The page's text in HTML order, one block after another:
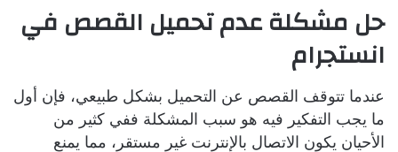
حل مشكلة عدم تحميل القصص في
انستجرام
عندما تتوقف القصص عن التحميل بشكل طبيعي، فإن أول
ما يجب التفكير فيه هو سبب المشكلة ففي كثير من
الأحيان يكون الاتصال بالإنترنت غير مستقر، مما يمنع